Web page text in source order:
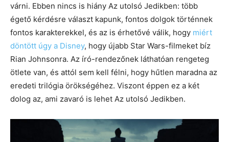
várni. Ebben nincs is hiány Az utolsó Jedikben: több
égető kérdésre választ kapunk, fontos dolgok történnek
fontos karakterekkel, és az is érhetővé válik, hogy miért
döntött úgy a Disney, hogy újabb Star Wars-filmeket bíz
Rian Johnsonra. Az író-rendezőnek láthatóan rengeteg
ötlete van, és attól sem kell félni, hogy hűtlen maradna az
eredeti trilógia örökségéhez. Viszont éppen ez a két
dolog az, ami zavaró is lehet Az utolsó Jedikben.